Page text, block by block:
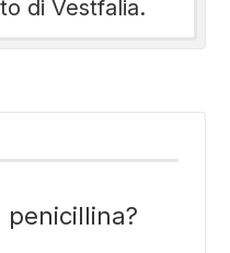
di Vestfalia.
penicillina?